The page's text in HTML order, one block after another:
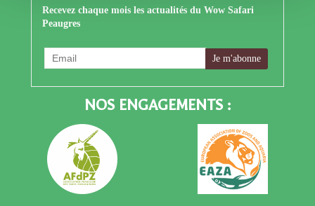
Recevez chaque mois les actualités du Wow Safari
Peaugres
NOS ENGAGEMENTS :